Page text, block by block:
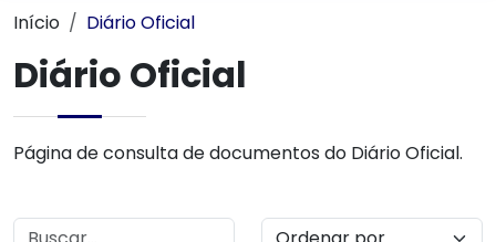
Início Diário Oficial
Diário Oficial
Página de consulta de documentos do Diário Oficial.